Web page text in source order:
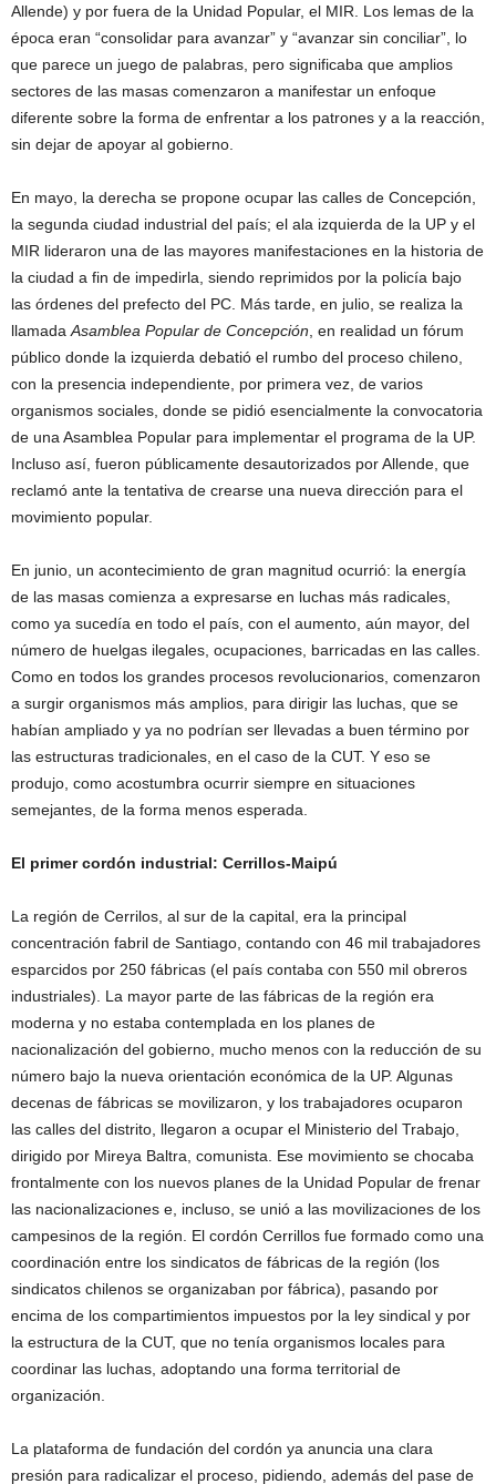
Allende) y por fuera de la Unidad Popular, el MIR. Los lemas de la
época eran “consolidar para avanzar” y “avanzar sin conciliar”, lo
que parece un juego de palabras, pero significaba que amplios
sectores de las masas comenzaron a manifestar un enfoque
diferente sobre la forma de enfrentar a los patrones y a la reacción,
sin dejar de apoyar al gobierno.
En mayo, la derecha se propone ocupar las calles de Concepción,
la segunda ciudad industrial del país; el ala izquierda de la UP y el
MIR lideraron una de las mayores manifestaciones en la historia de
la ciudad a fin de impedirla, siendo reprimidos por la policía bajo
las órdenes del prefecto del PC. Más tarde, en julio, se realiza la
llamada Asamblea Popular de Concepción , en realidad un fórum
público donde la izquierda debatió el rumbo del proceso chileno,
con la presencia independiente, por primera vez, de varios
organismos sociales, donde se pidió esencialmente la convocatoria
de una Asamblea Popular para implementar el programa de la UP.
Incluso así, fueron públicamente desautorizados por Allende, que
reclamó ante la tentativa de crearse una nueva dirección para el
movimiento popular.
En junio, un acontecimiento de gran magnitud ocurrió: la energía
de las masas comienza a expresarse en luchas más radicales,
como ya sucedía en todo el país, con el aumento, aún mayor, del
número de huelgas ilegales, ocupaciones, barricadas en las calles.
Como en todos los grandes procesos revolucionarios, comenzaron
a surgir organismos más amplios, para dirigir las luchas, que se
habían ampliado y ya no podrían ser llevadas a buen término por
las estructuras tradicionales, en el caso de la CUT. Y eso se
produjo, como acostumbra ocurrir siempre en situaciones
semejantes, de la forma menos esperada.
El primer cordón industrial: Cerrillos-Maipú
La región de Cerrilos, al sur de la capital, era la principal
concentración fabril de Santiago, contando con 46 mil trabajadores
esparcidos por 250 fábricas (el país contaba con 550 mil obreros
industriales). La mayor parte de las fábricas de la región era
moderna y no estaba contemplada en los planes de
nacionalización del gobierno, mucho menos con la reducción de su
número bajo la nueva orientación económica de la UP. Algunas
decenas de fábricas se movilizaron, y los trabajadores ocuparon
las calles del distrito, llegaron a ocupar el Ministerio del Trabajo,
dirigido por Mireya Baltra, comunista. Ese movimiento se chocaba
frontalmente con los nuevos planes de la Unidad Popular de frenar
las nacionalizaciones e, incluso, se unió a las movilizaciones de los
campesinos de la región. El cordón Cerrillos fue formado como una
coordinación entre los sindicatos de fábricas de la región (los
sindicatos chilenos se organizaban por fábrica), pasando por
encima de los compartimientos impuestos por la ley sindical y por
la estructura de la CUT, que no tenía organismos locales para
coordinar las luchas, adoptando una forma territorial de
organización.
La plataforma de fundación del cordón ya anuncia una clara
presión para radicalizar el proceso, pidiendo, además del pase de